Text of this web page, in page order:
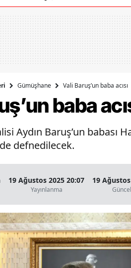
Gümüşhane Vali Baruş’un baba acısı
baba
Aydın Baruş’un babası
defnedilecek.
19 Ağustos 2025 20:07
Yayınlanma
19